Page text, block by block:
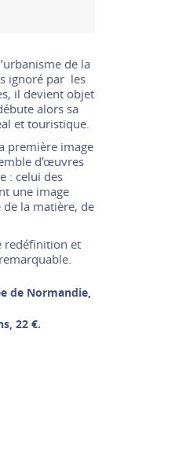
de la
ignoré par les
il devient objet
alors sa
et touristique.
première image
d'œuvres
: celui des
une image
la matière, de
redéfinition et
de Normandie,
22 €.